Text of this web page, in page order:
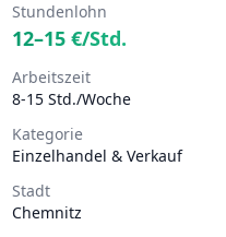
Stundenlohn
12–15 €/Std.
Arbeitszeit
8-15 Std./Woche
Kategorie
Einzelhandel & Verkauf
Stadt
Chemnitz